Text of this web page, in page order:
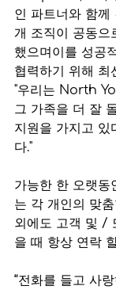
인 파트너와 함께
개 조직이 공동으
했으며이를 성공
협력하기 위해 최
"우리는 North
그 가족을 더 잘
지원을 가지고 있
다."
가능한 한 오랫동
는 각 개인의 맞
외에도 고객 및 /
을 때 항상 연락
“전화를 들고 사